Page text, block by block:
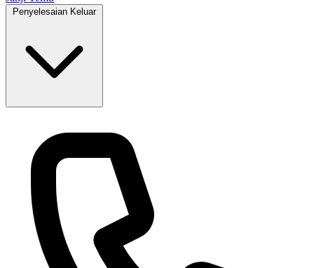
Penyelesaian Keluar